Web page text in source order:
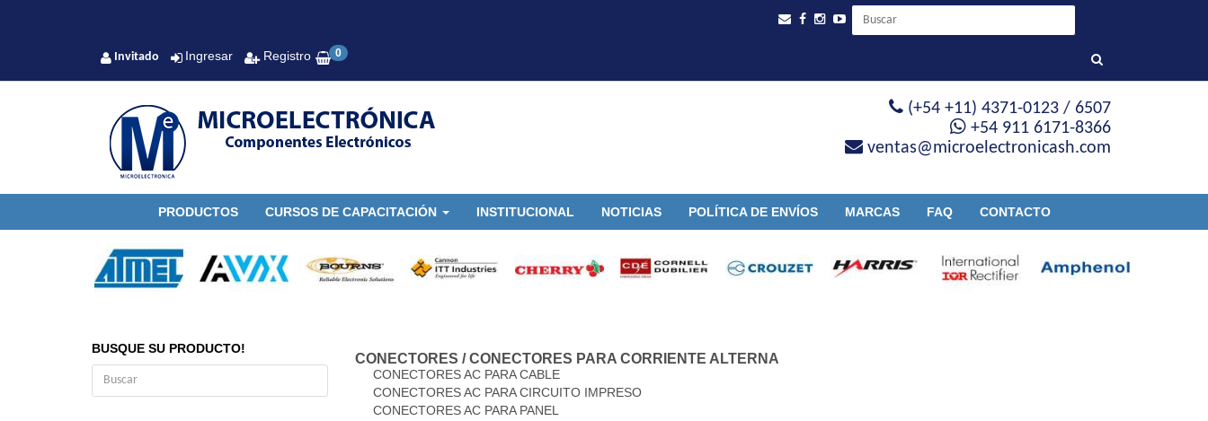
Invitado Ingresar Registro 0
PRODUCTOS CURSOS DE CAPACITACIÓN INSTITUCIONAL NOTICIAS POLÍTICA DE ENVÍOS MARCAS FAQ CONTACTO
(+54 +11) 4371-0123 / 6507
+54 911 6171-8366
ventas@microelectronicash.com
BUSQUE SU PRODUCTO!
CONECTORES /CONECTORES PARA CORRIENTE ALTERNA
CONECTORES AC PARA CABLE
CONECTORES AC PARA CIRCUITO IMPRESO
CONECTORES AC PARA PANEL